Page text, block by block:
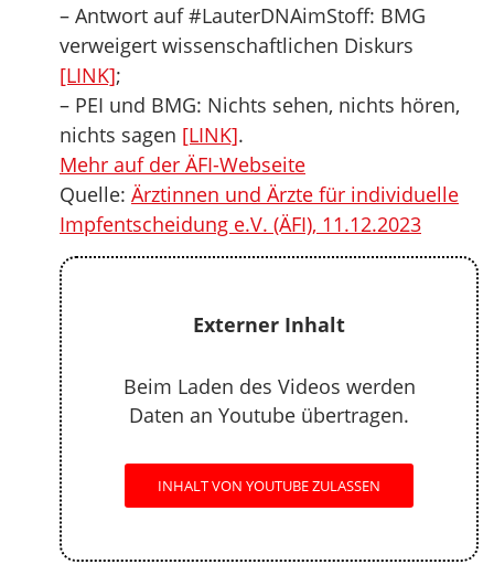
– Antwort auf #LauterDNAimStoff: BMG
verweigert wissenschaftlichen Diskurs
[LINK];
– PEI und BMG: Nichts sehen, nichts hören,
nichts sagen [LINK].
Mehr auf der ÄFI-Webseite
Quelle: Ärztinnen und Ärzte für individuelle
Impfentscheidung e.V. (ÄFI), 11.12.2023
Externer Inhalt
Beim Laden des Videos werden
Daten an Youtube übertragen.
INHALT VON YOUTUBE ZULASSEN